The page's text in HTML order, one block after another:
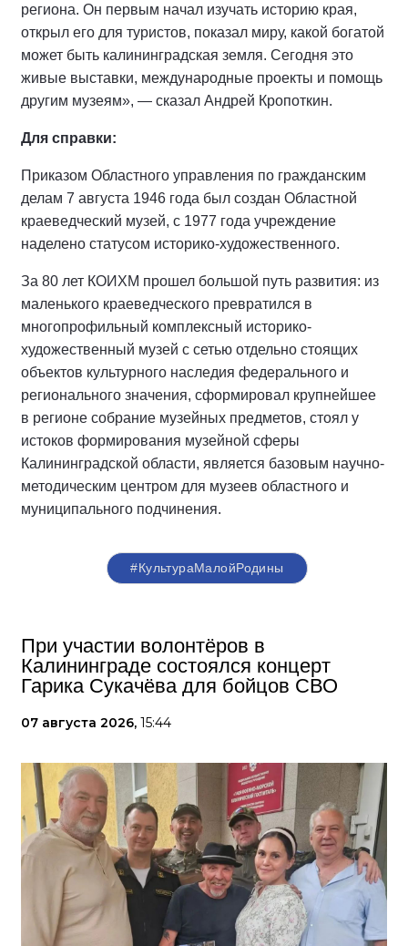
региона. Он первым начал изучать историю края,
открыл его для туристов, показал миру, какой богатой
может быть калининградская земля. Сегодня это
живые выставки, международные проекты и помощь
другим музеям», — сказал Андрей Кропоткин.
Для справки:
Приказом Областного управления по гражданским
делам 7 августа 1946 года был создан Областной
краеведческий музей, с 1977 года учреждение
наделено статусом историко-художественного.
За 80 лет КОИХМ прошел большой путь развития: из
маленького краеведческого превратился в
многопрофильный комплексный историко-
художественный музей с сетью отдельно стоящих
объектов культурного наследия федерального и
регионального значения, сформировал крупнейшее
в регионе собрание музейных предметов, стоял у
истоков формирования музейной сферы
Калининградской области, является базовым научно-
методическим центром для музеев областного и
муниципального подчинения.
#КультураМалойРодины
При участии волонтёров в
Калининграде состоялся концерт
Гарика Сукачёва для бойцов СВО
07 августа 2026, 15:44